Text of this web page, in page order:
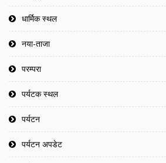
धार्मिक स्थल
नया-ताजा
परम्परा
पर्यटक स्थल
पर्यटन
पर्यटन अपडेट